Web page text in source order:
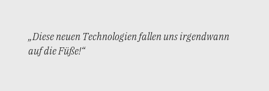
„Diese neuen Technologien fallen uns irgendwann
auf die Füße!“